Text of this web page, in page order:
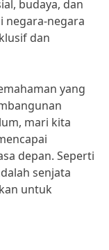
budaya, dan
negara-negara
dan
yang
mari kita
depan. Seperti
senjata
untuk